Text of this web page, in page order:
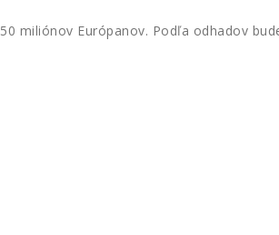
miliónov Európanov. Podľa odhadov